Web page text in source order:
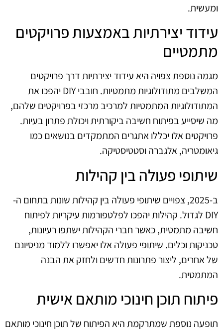
ומעשית.
עידוד יצירתיות באמצעות פרויקטים
מתמטיים
מגמה נוספת צפויה היא עידוד יצירתיות דרך פרויקטים
המשלבים מתודולוגיות מתמטיות. חובבי DIY יהפכו את
המתודולוגיות המתמטיות למרכיב מרכזי בפרויקטים שלהם,
מה שיסייע בפיתוח חשיבה ביקורתית ויכולת פתרון בעיות.
פרויקטים אלו יכללו אתגרים המתמקדים בנושאים כמו
גיאומטריה, אלגברה וסטטיסטיקה.
שיתופי פעולה בין קהילות
ב-2025, צפויים שיתופי פעולה בין קהילות שונות בתחום ה-
DIY לגדול. קהילות יהפכו לפלטפורמות עיקריות לפיתוח
חשיבה מתמטית, כאשר חברי הקהילות ישתפו רעיונות,
טכניקות וכלים. שיתופי פעולה אלו יאפשרו ללמוד מניסיונם
של אחרים, ליצור פתרונות חדשים ולחזק את הבנה
המתמטית.
פיתוח תוכן חינוכי מותאם אישית
תופעה נוספת שמתרקמת היא הפיתוח של תוכן חינוכי מותאם